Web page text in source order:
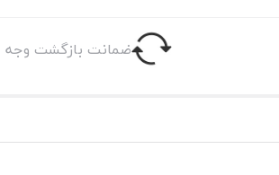
ضمانت بازگشت وجه